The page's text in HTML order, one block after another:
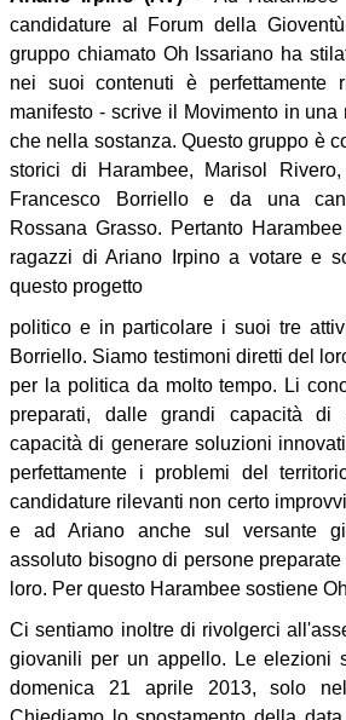
candidature al Forum della
gruppo chiamato Oh Issariano ha
nei suoi contenuti è perfettamente
manifesto - scrive il Movimento in una
che nella sostanza. Questo gruppo è
storici di Harambee, Marisol
Francesco Borriello e da una
Rossana Grasso. Pertanto
ragazzi di Ariano Irpino a votare e
questo progetto
politico e in particolare i suoi tre
Borriello. Siamo testimoni diretti del
per la politica da molto tempo. Li
preparati, dalle grandi capacità
capacità di generare soluzioni
perfettamente i problemi del
candidature rilevanti non certo
e ad Ariano anche sul versante
assoluto bisogno di persone
loro. Per questo Harambee sostiene
Ci sentiamo inoltre di rivolgerci
giovanili per un appello. Le elezioni
domenica 21 aprile 2013, solo